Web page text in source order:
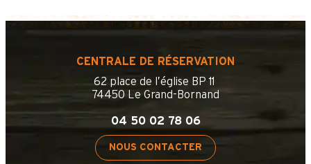
CENTRALE DE RÉSERVATION
62 place de l’église BP 11
74450 Le Grand-Bornand
04 50 02 78 06
NOUS CONTACTER